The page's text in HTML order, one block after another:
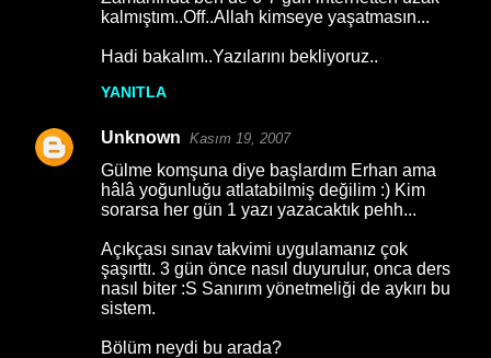
l
a
kalmıştım..Off..Allah kimseye yaşatmasın...
Hadi bakalım..Yazılarını bekliyoruz..
YANITLA
Unknown Kasım 19, 2007
Gülme komşuna diye başlardım Erhan ama
hâlâ yoğunluğu atlatabilmiş değilim :) Kim
sorarsa her gün 1 yazı yazacaktık pehh...
Açıkçası sınav takvimi uygulamanız çok
şaşırttı. 3 gün önce nasıl duyurulur, onca ders
nasıl biter :S Sanırım yönetmeliği de aykırı bu
sistem.
Bölüm neydi bu arada?